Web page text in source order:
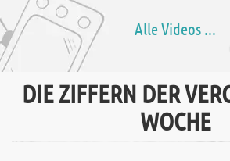
Alle Videos ...
DIE ZIFFERN DER
WOCHE